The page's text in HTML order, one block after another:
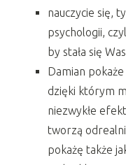
nauczycie się,
psychologii,
by stała się
Damian
dzięki którym
niezwykłe
tworzą
pokażę także